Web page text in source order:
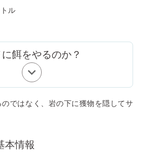
ル
餌をやるのか？
keyboard_arrow_down
ではなく、岩の下に獲物を隠してサ
本情報